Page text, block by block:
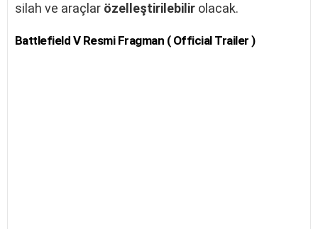
silah ve araçlar özelleştirilebilir olacak.
Battlefield V Resmi Fragman ( Official Trailer )